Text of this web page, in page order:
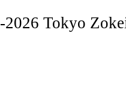
-2026 Tokyo